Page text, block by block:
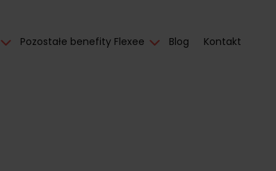
Pozostałe benefity Flexee Blog Kontakt